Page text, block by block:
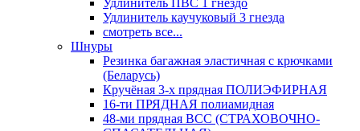
Удлинитель ПВС 1 гнездо
Удлинитель каучуковый 3 гнезда
смотреть все...
Шнуры
Резинка багажная эластичная с крючками
(Беларусь)
Кручёная 3-х прядная ПОЛИЭФИРНАЯ
16-ти ПРЯДНАЯ полиамидная
48-ми прядная ВСС (СТРАХОВОЧНО-